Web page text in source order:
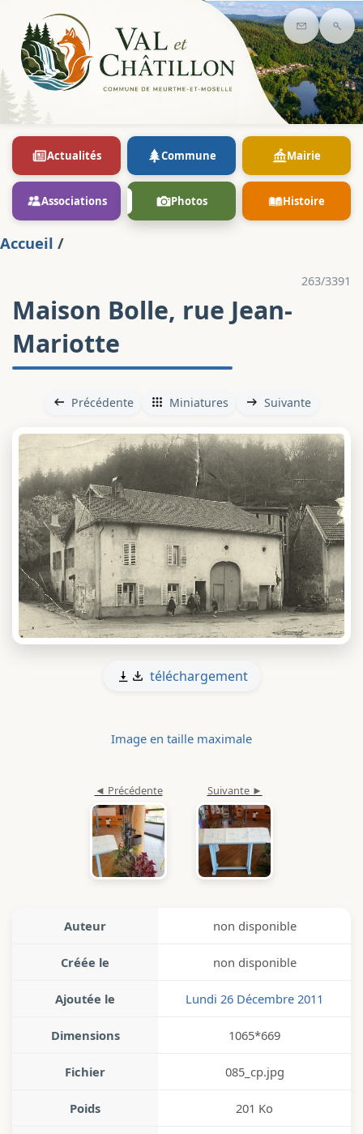
Contact
Actualités Commune Mairie
Associations Photos Histoire
Accueil /
263/3391
Maison Bolle, rue Jean-
Mariotte
Précédente Miniatures Suivante
téléchargement
Image en taille maximale
Auteur non disponible
Créée le non disponible
Ajoutée le Lundi 26 Décembre 2011
Dimensions 1065*669
Fichier 085_cp.jpg
Poids 201 Ko